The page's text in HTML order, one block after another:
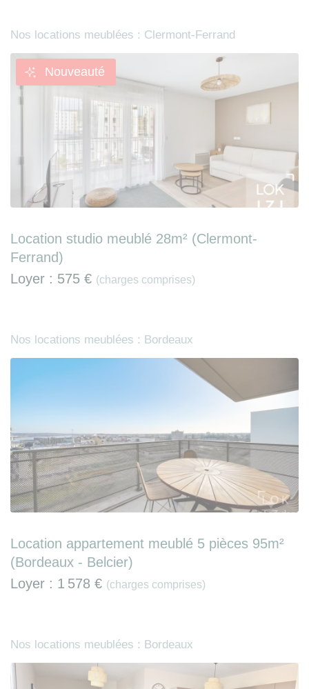
Nos locations meublées : Clermont-Ferrand
Nouveauté
Location studio meublé 28m² (Clermont-
Ferrand)
Loyer : 575 € (charges comprises)
Nos locations meublées : Bordeaux
Location appartement meublé 5 pièces 95m²
(Bordeaux - Belcier)
Loyer : 1 578 € (charges comprises)
Nos locations meublées : Bordeaux